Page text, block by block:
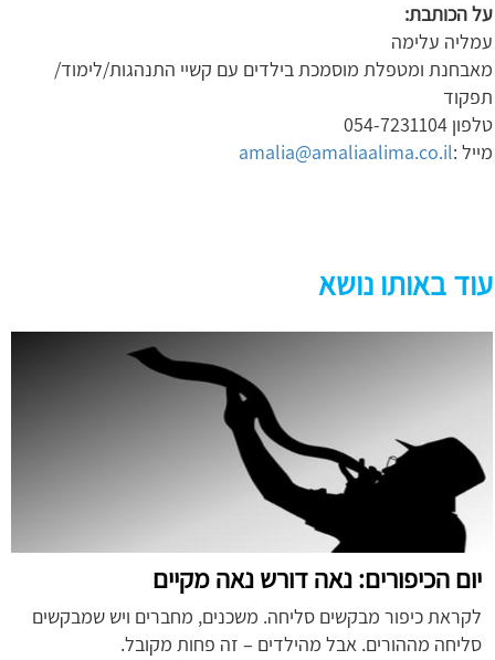
על הכותבת:
עמליה עלימה
מאבחנת ומטפלת מוסמכת בילדים עם קשיי התנהגות/לימוד/
תפקוד
טלפון 054-7231104
מייל :amalia@amaliaalima.co.il
עוד באותו נושא
יום הכיפורים: נאה דורש נאה מקיים
לקראת כיפור מבקשים סליחה. משכנים, מחברים ויש שמבקשים
סליחה מההורים. אבל מהילדים – זה פחות מקובל.